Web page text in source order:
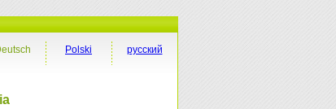
русский
Polski